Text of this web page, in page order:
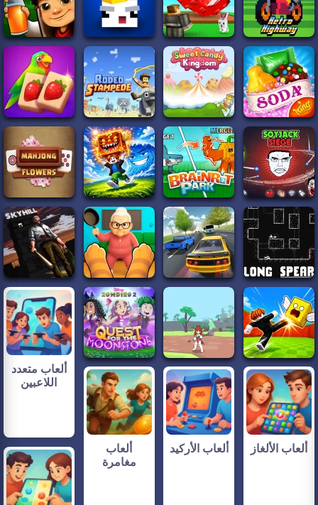
ألعاب متعدد
اللاعبين
ألعاب الألغاز ألعاب الأركيد
ألعاب
مغامرة